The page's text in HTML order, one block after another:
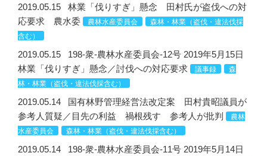
2019.05.15
林業「伐りすぎ」懸念 田村氏が盗伐への対
応要求 農水委
農林水産委員会
森林・林業（盗伐・違法伐採
含む）
2019.05.15
198-衆-農林水産委員会-12号 2019年5月15日
林業「伐りすぎ」懸念／討伐への対応要求
議事録
森
林・林業（盗伐・違法伐採含む）
2019.05.14
国有林野管理経営法改定案 田村貴昭議員が
参考人質疑／目先の利益 禍根残す 参考人が批判
農林
水産委員会
森林・林業（盗伐・違法伐採含む）
2019.05.14
198-衆-農林水産委員会-11号 2019年5月14日